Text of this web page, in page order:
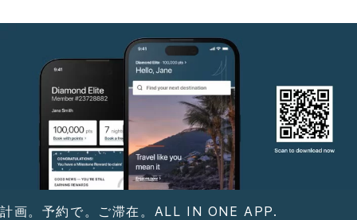
計画。予約で。ご滞在。ALL IN ONE APP.